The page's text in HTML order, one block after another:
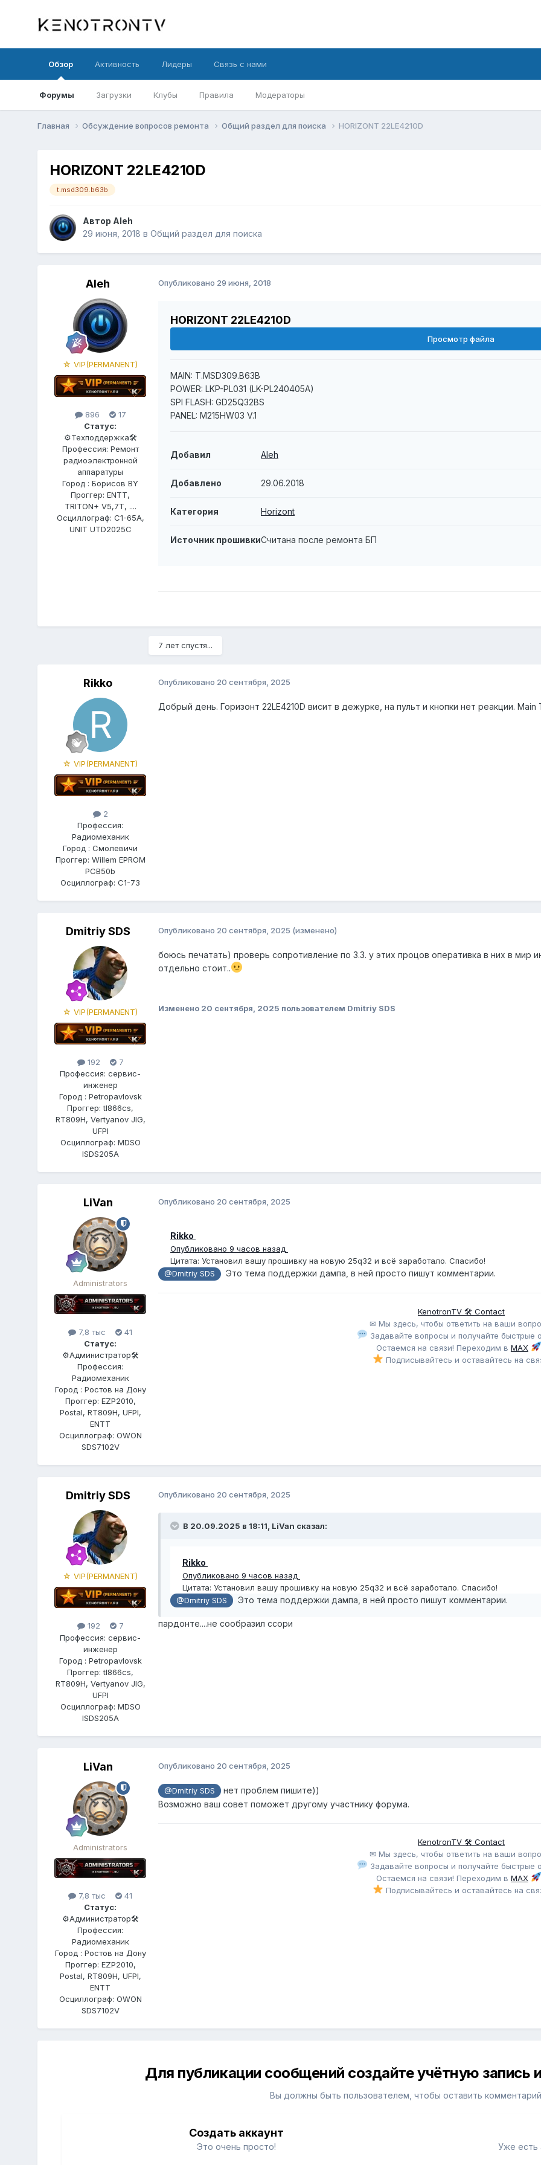
Обзор
Форумы Загрузки Клубы Правила Модераторы
Активность Лидеры Связь с нами
Главная Обсуждение вопросов ремонта Общий раздел для поиска HORIZONT 22LE4210D
HORIZONT 22LE4210D
t.msd309.b63b
Автор Aleh
29 июня, 2018 вОбщий раздел для поиска
Aleh
☆ VIP(PERMANENT)
896
17
Статус:
⚙️Техподдержка🛠
Профессия: Ремонт
радиоэлектронной
аппаратуры
Город : Борисов BY
Проггер: ENTT,
TRITON+ V5,7T, ....
Осциллограф: С1-65А,
UNIT UTD2025C
Опубликовано 29 июня, 2018
HORIZONT 22LE4210D
Просмотр файла
MAIN: T.MSD309.B63B
POWER: LKP-PL031 (LK-PL240405A)
SPI FLASH: GD25Q32BS
PANEL: M215HW03 V.1
Добавил Aleh
Добавлено 29.06.2018
Категория Horizont
Источник прошивкиСчитана после ремонта БП
7 лет спустя...
Rikko
☆ VIP(PERMANENT)
2
Профессия:
Радиомеханик
Город : Смолевичи
Проггер: Willem EPROM
PCB50b
Осциллограф: С1-73
Опубликовано 20 сентября, 2025
Добрый день. Горизонт 22LE4210D висит в дежурке, на пульт и кнопки нет реакции. Main
Dmitriy SDS
☆ VIP(PERMANENT)
192
7
Профессия: сервис-
инженер
Город : Petropavlovsk
Проггер: tl866cs,
RT809H, Vertyanov JIG,
UFPI
Осциллограф: MDSO
ISDS205A
Опубликовано 20 сентября, 2025 (изменено)
боюсь печатать) проверь сопротивление по 3.3. у этих процов оперативка в них в мир
отдельно стоит..
Изменено 20 сентября, 2025 пользователем Dmitriy SDS
LiVan
Administrators
7,8 тыс
41
Статус:
⚙️Администратор🛠️
Профессия:
Радиомеханик
Город : Ростов на Дону
Проггер: EZP2010,
Postal, RT809H, UFPI,
ENTT
Осциллограф: OWON
SDS7102V
Опубликовано 20 сентября, 2025
Rikko
Опубликовано9 часов назад
Цитата: Установил вашу прошивку на новую 25q32 и всё заработало. Спасибо!
@Dmitriy SDS Это тема поддержки дампа, в ней просто пишут комментарии.
KenotronTV 🛠 Contact
✉ Мы здесь, чтобы ответить на ваши
Задавайте вопросы и получайте быстрые
Остаемся на связи! Переходим в MAX
Подписывайтесь и оставайтесь на
Dmitriy SDS
☆ VIP(PERMANENT)
192
7
Профессия: сервис-
инженер
Город : Petropavlovsk
Проггер: tl866cs,
RT809H, Vertyanov JIG,
UFPI
Осциллограф: MDSO
ISDS205A
Опубликовано 20 сентября, 2025
В 20.09.2025 в 18:11, LiVan сказал:
Rikko
Опубликовано 9 часов назад
Цитата: Установил вашу прошивку на новую 25q32 и всё заработало. Спасибо!
@Dmitriy SDS Это тема поддержки дампа, в ней просто пишут комментарии.
пардонте....не сообразил ссори
LiVan
Administrators
7,8 тыс
41
Статус:
⚙️Администратор🛠️
Профессия:
Радиомеханик
Город : Ростов на Дону
Проггер: EZP2010,
Postal, RT809H, UFPI,
ENTT
Осциллограф: OWON
SDS7102V
Опубликовано 20 сентября, 2025
@Dmitriy SDS
нет проблем пишите))
Возможно ваш совет поможет другому участнику форума.
KenotronTV 🛠 Contact
✉ Мы здесь, чтобы ответить на ваши
Задавайте вопросы и получайте быстрые
Остаемся на связи! Переходим в MAX
Подписывайтесь и оставайтесь на
Для публикации сообщений создайте учётную запись
Вы должны быть пользователем, чтобы оставить комментарий
Создать аккаунт
Это очень просто! Уже есть